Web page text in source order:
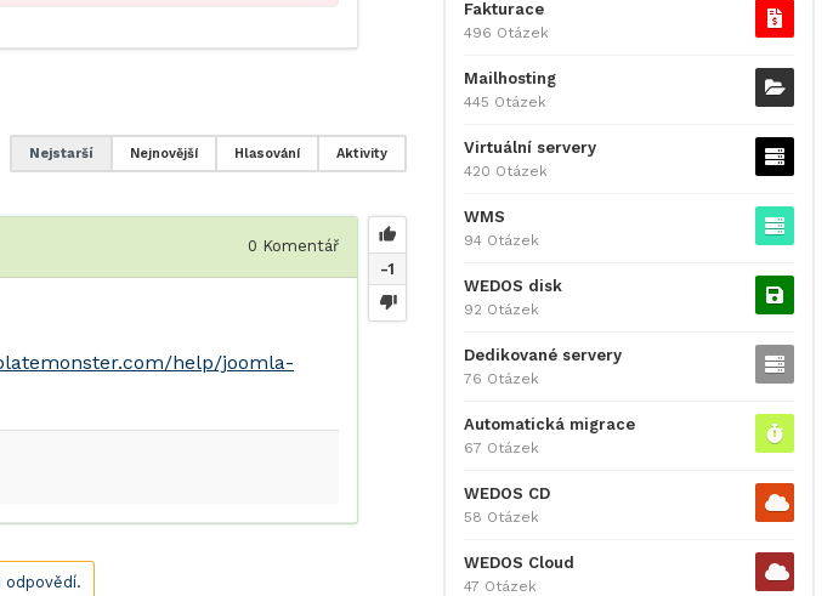
Aktivity
Hlasování
Nejnovější
Nejstarší
-1
0 Komentář
help/joomla-
odpovědí.
Fakturace
496 Otázek
Mailhosting
445 Otázek
Virtuální servery
420 Otázek
WMS
94 Otázek
WEDOS disk
92 Otázek
Dedikované servery
76 Otázek
Automatická migrace
67 Otázek
WEDOS CD
58 Otázek
WEDOS Cloud
47 Otázek